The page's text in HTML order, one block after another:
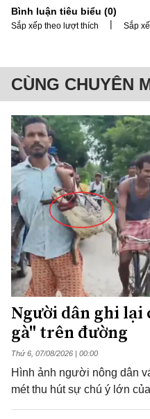
Bình luận tiêu biểu (0)
Sắp xếp theo lượt thích | Sắp
CÙNG CHUYÊN
Người dân ghi lại
gà" trên đường
Thứ 6, 07/08/2026 | 00:00
Hình ảnh người nông dân
mét thu hút sự chú ý lớn